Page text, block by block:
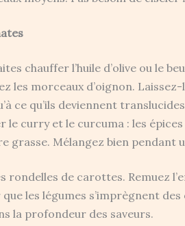
chauffer l’huile d’olive ou le
les morceaux d’oignon.
ce qu’ils deviennent
le curry et le curcuma : les
grasse. Mélangez bien pendant
rondelles de carottes. Remuez
les légumes s’imprègnent
la profondeur des saveurs.